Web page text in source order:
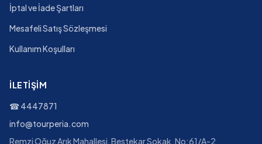
İptal ve İade Şartları
Mesafeli Satış Sözleşmesi
Kullanım Koşulları
İLETIŞIM
☎4447871
info@tourperia.com
Remzi Oğuz Arık Mahallesi, Bestekar Sokak, No:61/A-2